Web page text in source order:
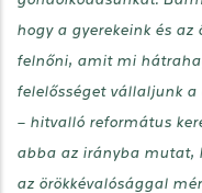
hogy a gyerekeink és
felnőni, amit mi
felelősséget vállaljunk
– hitvalló református
abba az irányba mutat,
az örökkévalósággal